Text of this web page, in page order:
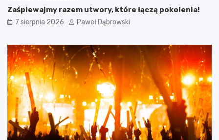
a
n
i
–
o
c
z
y
m
n
a
e
ż
y
l
i
r
y
t
y
j
s
k
a
e
d
u
Zaśpiewajmy razem utwory, które łączą pokolenia!
7 sierpnia 2026 Paweł Dąbrowski